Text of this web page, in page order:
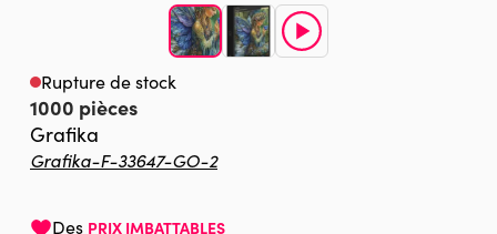
Rupture de stock
1000 pièces
Grafika
Grafika-F-33647-GO-2
Des PRIX IMBATTABLES